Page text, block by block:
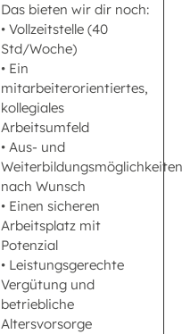
Das bieten wir dir noch:
• Vollzeitstelle (40
Std/Woche)
• Ein
mitarbeiterorientiertes,
kollegiales
Arbeitsumfeld
• Aus- und
Weiterbildungsmöglichkeiten
nach Wunsch
• Einen sicheren
Arbeitsplatz mit
Potenzial
• Leistungsgerechte
Vergütung und
betriebliche
Altersvorsorge